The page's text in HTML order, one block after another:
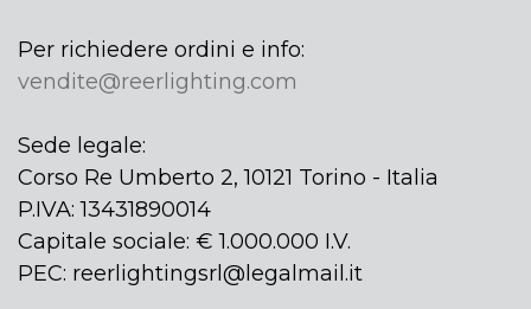
Per richiedere ordini e info:
vendite@reerlighting.com
Sede legale:
Corso Re Umberto 2, 10121 Torino - Italia
P.IVA: 13431890014
Capitale sociale: € 1.000.000 I.V.
PEC: reerlightingsrl@legalmail.it